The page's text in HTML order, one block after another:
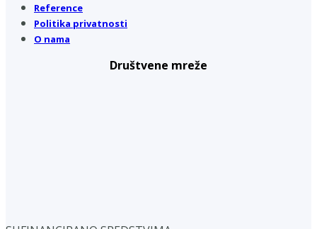
Reference
Politika privatnosti
O nama
Društvene mreže